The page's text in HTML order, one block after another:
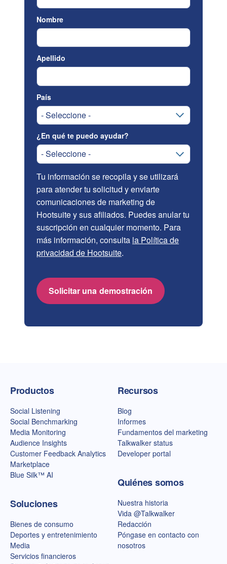
Nombre
Apellido
País
¿En qué te puedo ayudar?
Tu información se recopila y se utilizará
para atender tu solicitud y enviarte
comunicaciones de marketing de
Hootsuite y sus afiliados. Puedes anular tu
suscripción en cualquier momento. Para
más información, consulta la Política de
privacidad de Hootsuite.
Solicitar una demostración
Página de inicio de Talkwalker
Productos
Social Listening
Social Benchmarking
Media Monitoring
Audience Insights
Customer Feedback Analytics
Marketplace
Blue Silk™ AI
Soluciones
Bienes de consumo
Deportes y entretenimiento
Media
Servicios financieros
Recursos
Blog
Informes
Fundamentos del marketing
Talkwalker status
Developer portal
Quiénes somos
Nuestra historia
Vida @Talkwalker
Redacción
Póngase en contacto con
nosotros